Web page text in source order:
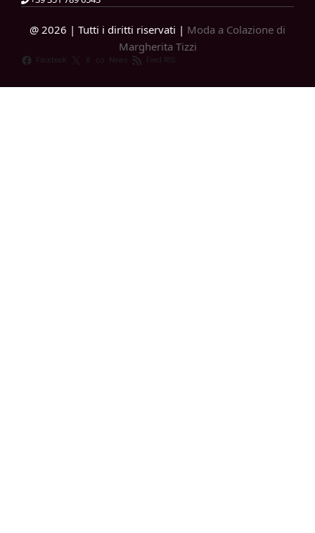
@ 2026 | Tutti i diritti riservati | Moda a Colazione di
Margherita Tizzi
Facebook X News Feed RSS